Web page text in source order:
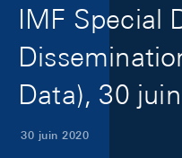
IMF Special
Data), 30
30 juin 2020